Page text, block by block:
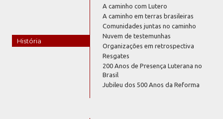
História
A caminho com Lutero
A caminho em terras brasileiras
Comunidades juntas no caminho
Nuvem de testemunhas
Organizações em retrospectiva
Resgates
200 Anos de Presença Luterana no
Brasil
Jubileu dos 500 Anos da Reforma